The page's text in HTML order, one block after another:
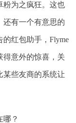
粉为之疯狂。这也
还有一个有意思的
红包助手，Flyme
得意外的惊喜，关
某些友商的系统让